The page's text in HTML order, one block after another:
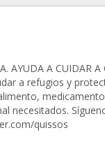
AYUDA A CUIDAR A
a refugios y
necesitados.
quissos